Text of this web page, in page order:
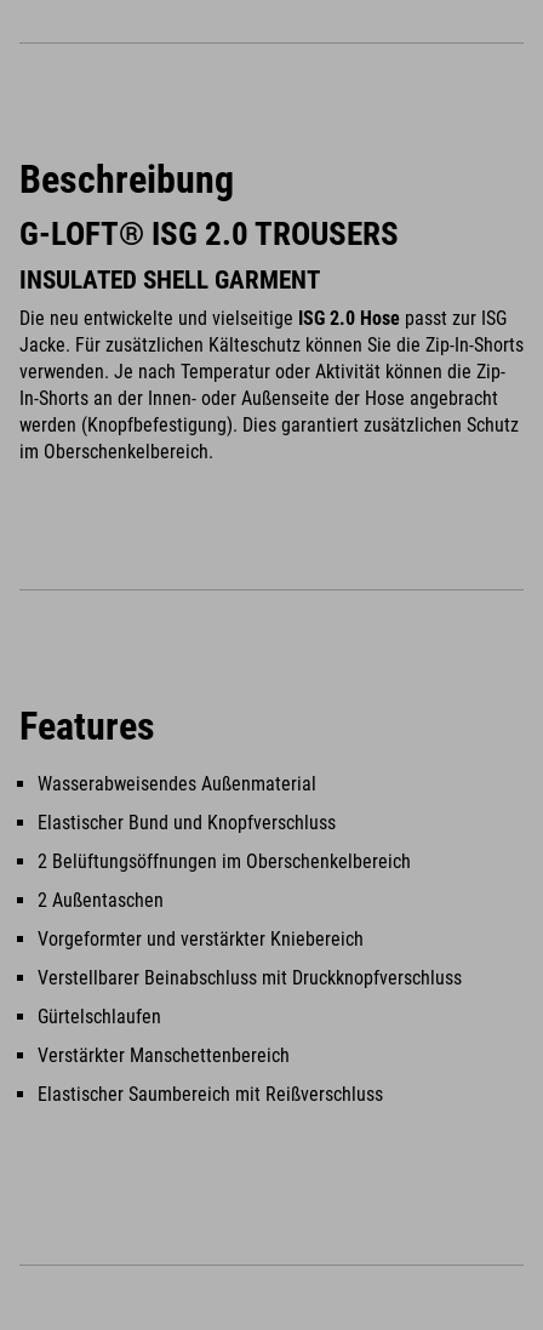
Beschreibung
G-LOFT® ISG 2.0 TROUSERS
INSULATED SHELL GARMENT
Die neu entwickelte und vielseitige ISG 2.0 Hose passt zur ISG
Jacke. Für zusätzlichen Kälteschutz können Sie die Zip-In-Shorts
verwenden. Je nach Temperatur oder Aktivität können die Zip-
In-Shorts an der Innen- oder Außenseite der Hose angebracht
werden (Knopfbefestigung). Dies garantiert zusätzlichen Schutz
im Oberschenkelbereich.
Features
Wasserabweisendes Außenmaterial
Elastischer Bund und Knopfverschluss
2 Belüftungsöffnungen im Oberschenkelbereich
2 Außentaschen
Vorgeformter und verstärkter Kniebereich
Verstellbarer Beinabschluss mit Druckknopfverschluss
Gürtelschlaufen
Verstärkter Manschettenbereich
Elastischer Saumbereich mit Reißverschluss